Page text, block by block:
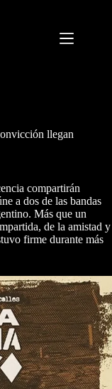
llegan
compartirán
a dos de las bandas
Más que un
de la amistad y
firme durante más